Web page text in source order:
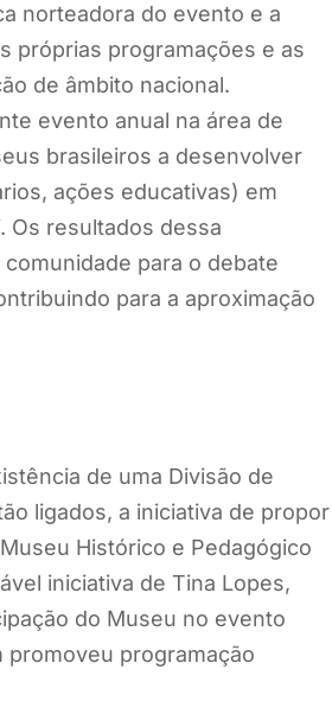
norteadora do evento e a
próprias programações e as
de âmbito nacional.
evento anual na área de
brasileiros a desenvolver
ações educativas) em
. Os resultados dessa
para o debate
para a aproximação
de uma Divisão de
ligados, a iniciativa de propor
Histórico e Pedagógico
iniciativa de Tina Lopes,
do Museu no evento
promoveu programação